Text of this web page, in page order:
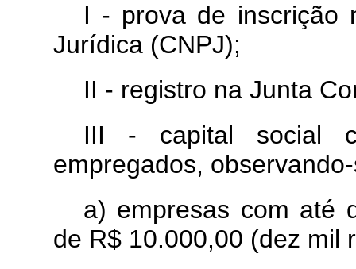
I - prova de inscrição
Jurídica (CNPJ);
II - registro na Junta
III - capital social
empregados,
a) empresas com até
de R$ 10.000,00 (dez mil